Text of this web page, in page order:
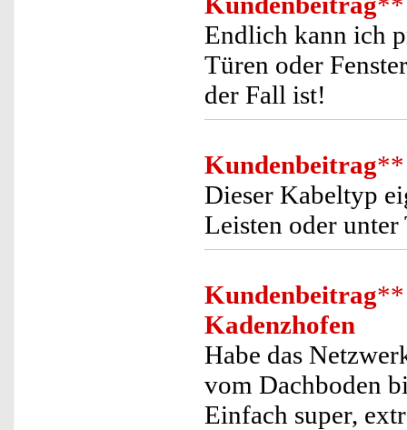
Endlich kann ich
Türen oder
der Fall ist!
Kundenbeitrag**
Dieser Kabeltyp
Leisten oder
Kundenbeitrag**
Kadenzhofen
Habe das
vom Dachboden
Einfach super,